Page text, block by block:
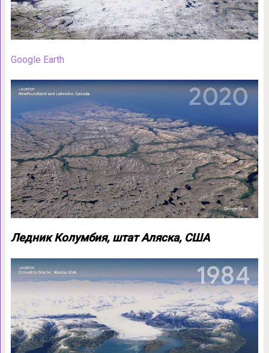
Google Earth
Ледник Колумбия, штат Аляска, США